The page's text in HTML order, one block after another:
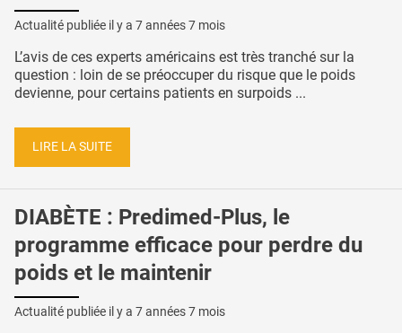
Actualité publiée il y a 7 années 7 mois
L’avis de ces experts américains est très tranché sur la
question : loin de se préoccuper du risque que le poids
devienne, pour certains patients en surpoids ...
LIRE LA SUITE
DIABÈTE : Predimed-Plus, le
programme efficace pour perdre du
poids et le maintenir
Actualité publiée il y a 7 années 7 mois